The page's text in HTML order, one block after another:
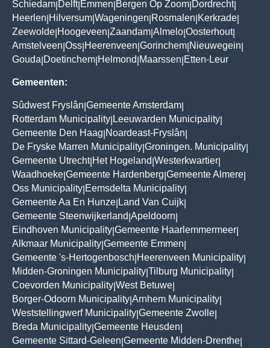
Schiedam Delft| Emmen Bergen Op Zoom Dordrecht|
Heerlen Hilversum Wageningen Rosmalen Kerkrade
Zeewolde Hoogeveen Zaandam Almelo Oosterhout|
Amstelveen Oss Heerenveen Gorinchem Nieuwegein
Gouda Doetinchem Helmond Maarssen Etten-Leur
Gemeenten:
Sûdwest Fryslân Gemeente Amsterdam
Rotterdam Municipality Leeuwarden Municipality
Gemeente Den Haag Noardeast-Fryslân
De Fryske Marren Municipality Groningen. Municipality
Gemeente Utrecht| Het Hogeland Westerkwartier
Waadhoeke Gemeente Hardenberg Gemeente Almere
Oss Municipality Eemsdelta Municipality
Gemeente Aa En Hunze Land Van Cuijk
Gemeente Steenwijkerland Apeldoorn
Eindhoven Municipality Gemeente Haarlemmermeer
Alkmaar Municipality Gemeente Emmen
Gemeente 's-Hertogenbosch Heerenveen Municipality
Midden-Groningen Municipality Tilburg Municipality
Coevorden Municipality West Betuwe
Borger-Odoorn Municipality Arnhem Municipality
Weststellingwerf Municipality Gemeente Zwolle
Breda Municipality Gemeente Heusden
Gemeente Sittard-Geleen Gemeente Midden-Drenthe